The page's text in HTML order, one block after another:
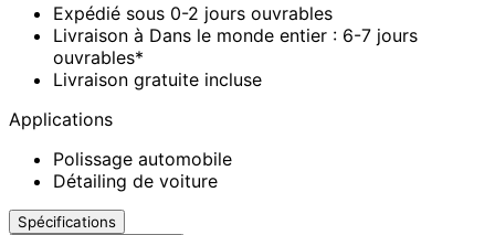
Expédié sous 0-2 jours ouvrables
Livraison à Dans le monde entier : 6-7 jours
ouvrables*
Livraison gratuite incluse
Applications
Polissage automobile
Détailing de voiture
Spécifications